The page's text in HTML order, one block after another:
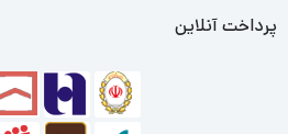
• کیفیت ساخت عالی برای دوام و پایداری
• یکپارچگی کامل با سایر اجزای سیستم
پرداخت آنلاین